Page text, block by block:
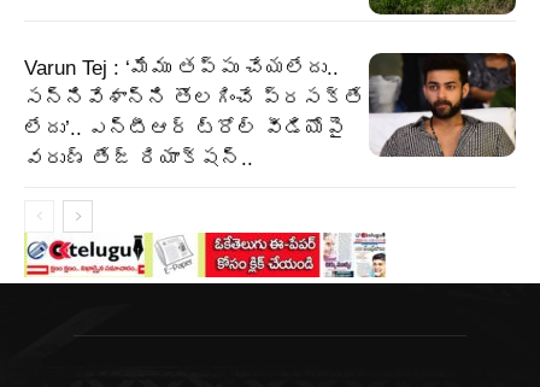
Varun Tej : ‘మేము తప్పు చేయలేదు..
సన్నివేశాన్ని తొలగించే ప్రసక్తే
లేదు’.. ఎన్టీఆర్ ట్రోల్ వీడియోపై
వరుణ్ తేజ్ రియాక్షన్..